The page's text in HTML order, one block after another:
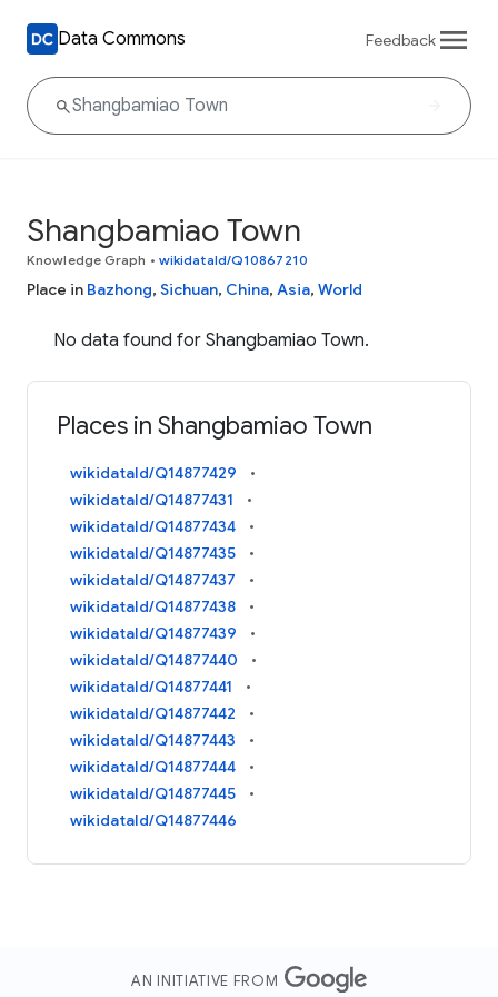
Data Commons Feedback
Shangbamiao Town
Knowledge Graph • wikidataId/Q10867210
Place in Bazhong, Sichuan, China, Asia, World
No data found for Shangbamiao Town.
Places in Shangbamiao Town
wikidataId/Q14877429
wikidataId/Q14877431
wikidataId/Q14877434
wikidataId/Q14877435
wikidataId/Q14877437
wikidataId/Q14877438
wikidataId/Q14877439
wikidataId/Q14877440
wikidataId/Q14877441
wikidataId/Q14877442
wikidataId/Q14877443
wikidataId/Q14877444
wikidataId/Q14877445
wikidataId/Q14877446
AN INITIATIVE FROM